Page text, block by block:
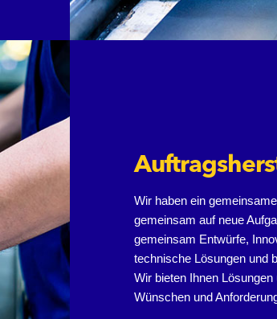
Wir haben ein
gemeinsam auf neue
gemeinsam Entwürfe,
technische Lösungen und
Wir bieten Ihnen
Wünschen und